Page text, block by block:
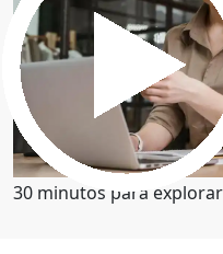
Obtenga una
30 minutos para